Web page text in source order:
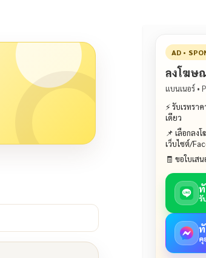
AD •
ลงโฆษ
แบนเนอร์ •
⚡ รับเรทร
เดียว
📌 เลือกลง
เว็บไซต์/
🧾 ขอใบเส
ทั
รั
ทั
คุ